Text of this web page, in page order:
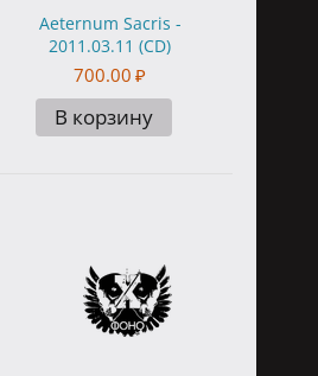
Aeternum Sacris -
2011.03.11 (CD)
700.00 ₽
В корзину